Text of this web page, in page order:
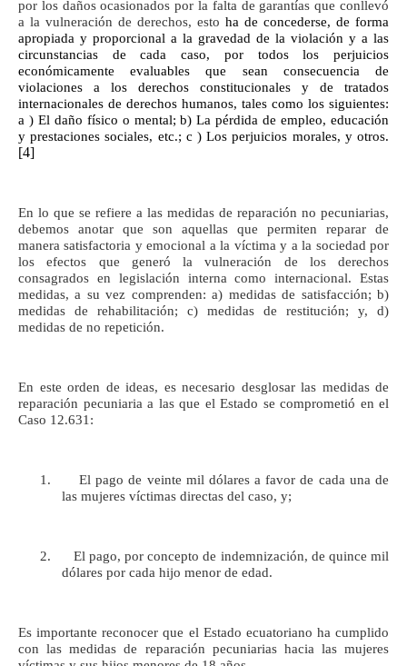
por los daños ocasionados por la falta de garantías que conllevó
a la vulneración de derechos, esto ha de concederse, de forma
apropiada y proporcional a la gravedad de la violación y a las
circunstancias de cada caso, por todos los perjuicios
económicamente evaluables que sean consecuencia de
violaciones a los derechos constitucionales y de tratados
internacionales de derechos humanos, tales como los siguientes:
a ) El daño físico o mental; b) La pérdida de empleo, educación
y prestaciones sociales, etc.; c ) Los perjuicios morales, y otros.
[4]
En lo que se refiere a las medidas de reparación no pecuniarias,
debemos anotar que son aquellas que permiten reparar de
manera satisfactoria y emocional a la víctima y a la sociedad por
los efectos que generó la vulneración de los derechos
consagrados en legislación interna como internacional. Estas
medidas, a su vez comprenden: a) medidas de satisfacción; b)
medidas de rehabilitación; c) medidas de restitución; y, d)
medidas de no repetición.
En este orden de ideas, es necesario desglosar las medidas de
reparación pecuniaria a las que el Estado se comprometió en el
Caso 12.631:
1. El pago de veinte mil dólares a favor de cada una de
las mujeres víctimas directas del caso, y;
2. El pago, por concepto de indemnización, de quince mil
dólares por cada hijo menor de edad.
Es importante reconocer que el Estado ecuatoriano ha cumplido
con las medidas de reparación pecuniarias hacia las mujeres